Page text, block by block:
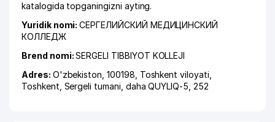
katalogida topganingizni ayting.
Yuridik nomi:СЕРГЕЛИЙСКИЙ МЕДИЦИНСКИЙ
КОЛЛЕДЖ
Brend nomi:SERGELI TIBBIYOT KOLLEJI
Adres: O'zbekiston, 100198, Toshkent viloyati
Toshkent Sergeli tumani daha QUYLIQ-5 , 252